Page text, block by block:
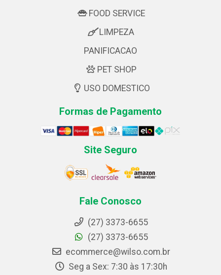
FOOD SERVICE
LIMPEZA
PANIFICACAO
PET SHOP
USO DOMESTICO
Formas de Pagamento
Site Seguro
Fale Conosco
(27) 3373-6655
(27) 3373-6655
ecommerce@wilso.com.br
Seg a Sex: 7:30 às 17:30h